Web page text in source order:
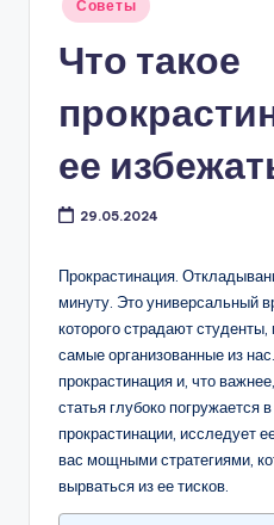
Советы
Что такое
ее
29.05.2024
Прокрастинация.
минуту. Это универсальный
которого страдают
самые организованные из
прокрастинация и, что
статья глубоко погружается
прокрастинации, исследует
вас мощными стратегиями,
вырваться из ее тисков.